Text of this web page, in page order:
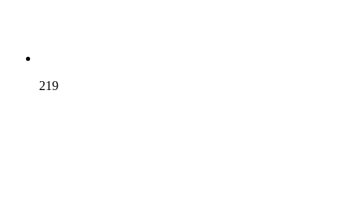
219